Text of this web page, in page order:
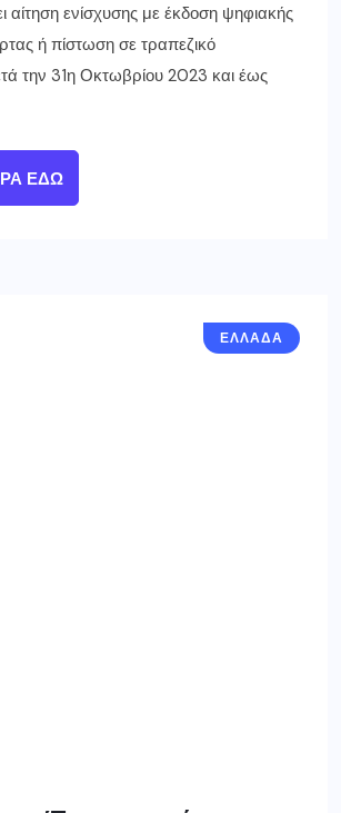
αίτηση ενίσχυσης με έκδοση ψηφιακής
ή πίστωση σε τραπεζικό
την 31η Οκτωβρίου 2023 και έως
ΕΔΏ
ΕΛΛΑΔΑ